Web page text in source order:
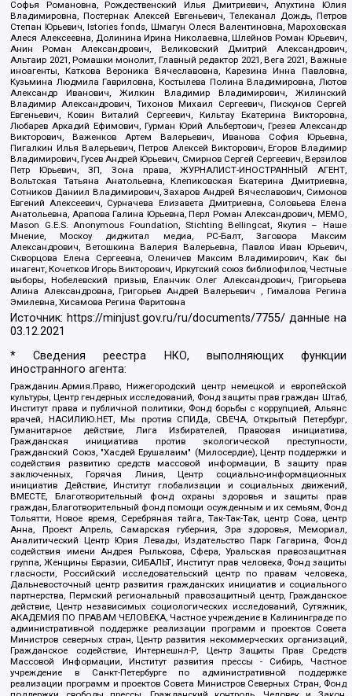
Софья Романовна, Рождественский Илья Дмитриевич, Апухтина Юлия
Владимировна, Постернак Алексей Евгеньевич, Телеканал Дождь, Петров
Степан Юрьевич, Istories fonds, Шмагун Олеся Валентиновна, Мароховская
Алеся Алексеевна, Долинина Ирина Николаевна, Шлейнов Роман Юрьевич,
Анин Роман Александрович, Великовский Дмитрий Александрович,
Альтаир 2021, Ромашки монолит, Главный редактор 2021, Вега 2021, Важные
иноагенты, Каткова Вероника Вячеславовна, Карезина Инна Павловна,
Кузьмина Людмила Гавриловна, Костылева Полина Владимировна, Лютов
Александр Иванович, Жилкин Владимир Владимирович, Жилинский
Владимир Александрович, Тихонов Михаил Сергеевич, Пискунов Сергей
Евгеньевич, Ковин Виталий Сергеевич, Кильтау Екатерина Викторовна,
Любарев Аркадий Ефимович, Гурман Юрий Альбертович, Грезев Александр
Викторович, Важенков Артем Валерьевич, Иванова София Юрьевна,
Пигалкин Илья Валерьевич, Петров Алексей Викторович, Егоров Владимир
Владимирович, Гусев Андрей Юрьевич, Смирнов Сергей Сергеевич, Верзилов
Петр Юрьевич, ЗП, Зона права, ЖУРНАЛИСТ-ИНОСТРАННЫЙ АГЕНТ,
Вольтская Татьяна Анатольевна, Клепиковская Екатерина Дмитриевна,
Сотников Даниил Владимирович, Захаров Андрей Вячеславович, Симонов
Евгений Алексеевич, Сурначева Елизавета Дмитриевна, Соловьева Елена
Анатольевна, Арапова Галина Юрьевна, Перл Роман Александрович, МЕМО,
Mason G.E.S. Anonymous Foundation, Stichting Bellingcat, Якутия – Наше
Мнение, Москоу диджитал медиа, РС-Балт, Заговора Максим
Александрович, Ветошкина Валерия Валерьевна, Павлов Иван Юрьевич,
Скворцова Елена Сергеевна, Оленичев Максим Владимирович, Как бы
инагент, Кочетков Игорь Викторович, Иркутский союз библиофилов, Честные
выборы, Нобелевский призыв, Еланчик Олег Александрович, Григорьева
Алина Александровна, Григорьев Андрей Валерьевич , Гималова Регина
Эмилевна, Хисамова Регина Фаритовна
Источник: https://minjust.gov.ru/ru/documents/7755/ данные на
03.12.2021
* Сведения реестра НКО, выполняющих функции
иностранного агента:
Гражданин.Армия.Право, Нижегородский центр немецкой и европейской
культуры, Центр гендерных исследований, Фонд защиты прав граждан Штаб,
Институт права и публичной политики, Фонд борьбы с коррупцией, Альянс
врачей, НАСИЛИЮ.НЕТ, Мы против СПИДа, СВЕЧА, Открытый Петербург,
Гуманитарное действие, Лига Избирателей, Правовая инициатива,
Гражданская инициатива против экологической преступности,
Гражданский Союз, "Хасдей Ерушалаим" (Милосердие), Центр поддержки и
содействия развитию средств массовой информации, В защиту прав
заключенных, Горячая Линия, Центр социально-информационных
инициатив Действие, Институт глобализации и социальных движений,
ВМЕСТЕ, Благотворительный фонд охраны здоровья и защиты прав
граждан, Благотворительный фонд помощи осужденным и их семьям, Фонд
Тольятти, Новое время, Серебряная тайга, Так-Так-Так, центр Сова, центр
Анна, Проект Апрель, Самарская губерния, Эра здоровья, Мемориал,
Аналитический Центр Юрия Левады, Издательство Парк Гагарина, Фонд
содействия имени Андрея Рылькова, Сфера, Уральская правозащитная
группа, Женщины Евразии, СИБАЛЬТ, Институт прав человека, Фонд защиты
гласности, Российский исследовательский центр по правам человека,
Дальневосточный центр развития гражданских инициатив и социального
партнерства, Пермский региональный правозащитный центр, Гражданское
действие, Центр независимых социологических исследований, Сутяжник,
АКАДЕМИЯ ПО ПРАВАМ ЧЕЛОВЕКА, Частное учреждение в Калининграде по
административной поддержке реализации программ и проектов Совета
Министров северных стран, Центр развития некоммерческих организаций,
Гражданское содействие, Интернешнл-Р, Центр Защиты Прав Средств
Массовой Информации, Институт развития прессы - Сибирь, Частное
учреждение в Санкт-Петербурге по административной поддержке
реализации программ и проектов Совета Министров Северных Стран, Фонд